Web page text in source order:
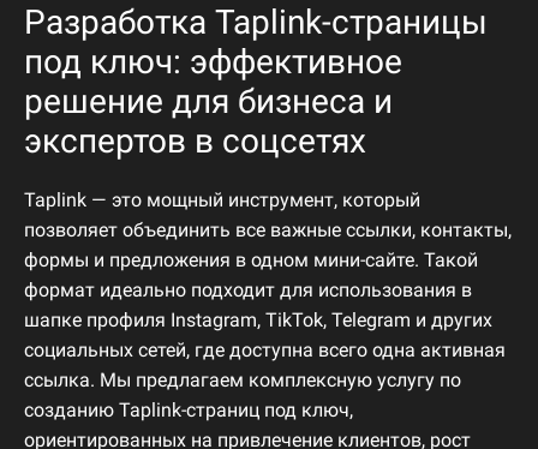
Разработка Taplink-страницы
под ключ: эффективное
решение для бизнеса и
экспертов в соцсетях
Taplink — это мощный инструмент, который
позволяет объединить все важные ссылки, контакты,
формы и предложения в одном мини-сайте. Такой
формат идеально подходит для использования в
шапке профиля Instagram, TikTok, Telegram и других
социальных сетей, где доступна всего одна активная
ссылка. Мы предлагаем комплексную услугу по
созданию Taplink-страниц под ключ,
ориентированных на привлечение клиентов, рост